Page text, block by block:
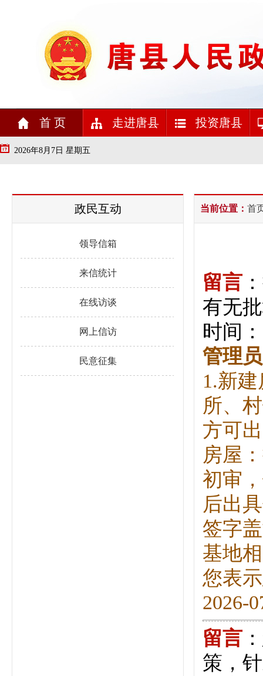
首 页 走进唐县 投资唐县
2026年8月7日 星期五
政民互动
领导信箱
来信统计
在线访谈
网上信访
民意征集
当前位置： 首
留言
有无
时间
管理
1.新
所、
方可
房屋
初审
后出
签字
基地
您表
2026-
留言
策，